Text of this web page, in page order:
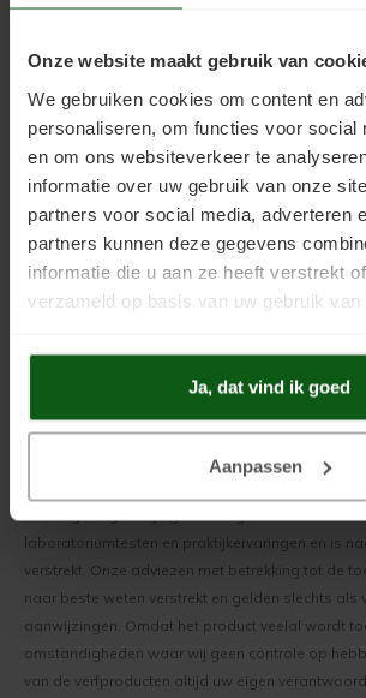
Onze website maakt gebruik van
We gebruiken cookies om content en
personaliseren, om functies voor social
en om ons websiteverkeer te
informatie over uw gebruik van onze
partners voor social media, adverteren
partners kunnen deze gegevens
informatie die u aan ze heeft verstrekt
verzameld op basis van uw gebruik van
Ja, dat vind ik goed
Aanpassen
Soldalan Arte
Soldalan Grof
Speciaal Fixatief
Spachtel
Unikristalat
Concreton-Base
Concreton-Fixatief
Bij kleine structuurverschillen en/of
Sterk zuigende stuclagen
Soldalan-verdunning(max 10%).
Grote structuurverschillen en/of
een eerste laagKeim Contact-Plus-Grof
Ogen tegen spetters beschermen en de
kinderen houden. Niet te behandelen
Spetters op omliggende oppervlakte
verwijderen.
* De droogtijd is altijd afhankelijk van de
luchtvochtigheid, ventilatie en aangebrachte
beïnvloeden.
laboratoriumtesten en praktijkervaringen en is
verstrekt. Onze adviezen met betrekking tot de
naar beste weten verstrekt en gelden slechts als
aanwijzingen. Omdat het product veelal wordt
omstandigheden waar wij geen controle op
van de verfproducten altijd uw eigen